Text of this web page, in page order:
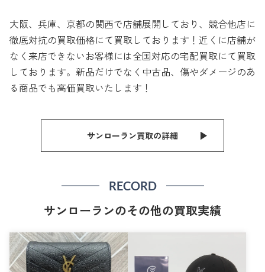
大阪、兵庫、京都の関西で店舗展開しており、競合他店に
徹底対抗の買取価格にて買取しております！近くに店舗が
なく来店できないお客様には全国対応の宅配買取にて買取
しております。新品だけでなく中古品、傷やダメージのあ
る商品でも高価買取いたします！
サンローラン買取の詳細
RECORD
サンローランのその他の買取実績